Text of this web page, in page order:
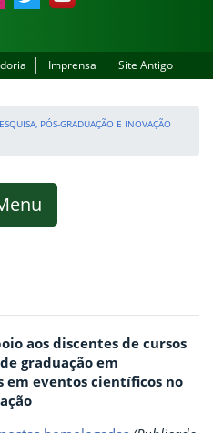
Imprensa Site Antigo
PÓS-GRADUAÇÃO E INOVAÇÃO
aos discentes de cursos
graduação em
em eventos científicos no